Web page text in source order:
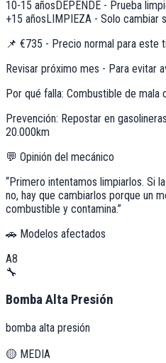
10-15 añosDEPENDE - Prueba
+15 añosLIMPIEZA - Solo cambiar
📌 €735 - Precio normal para este
Revisar próximo mes - Para evitar
Por qué falla: Combustible de mala
Prevención: Repostar en
20.000km
💬 Opinión del mecánico
“Primero intentamos limpiarlos. Si
no, hay que cambiarlos porque un
combustible y contamina.”
🚗 Modelos afectados
A8
🔧
Bomba Alta Presión
bomba alta presión
🟡 MEDIA